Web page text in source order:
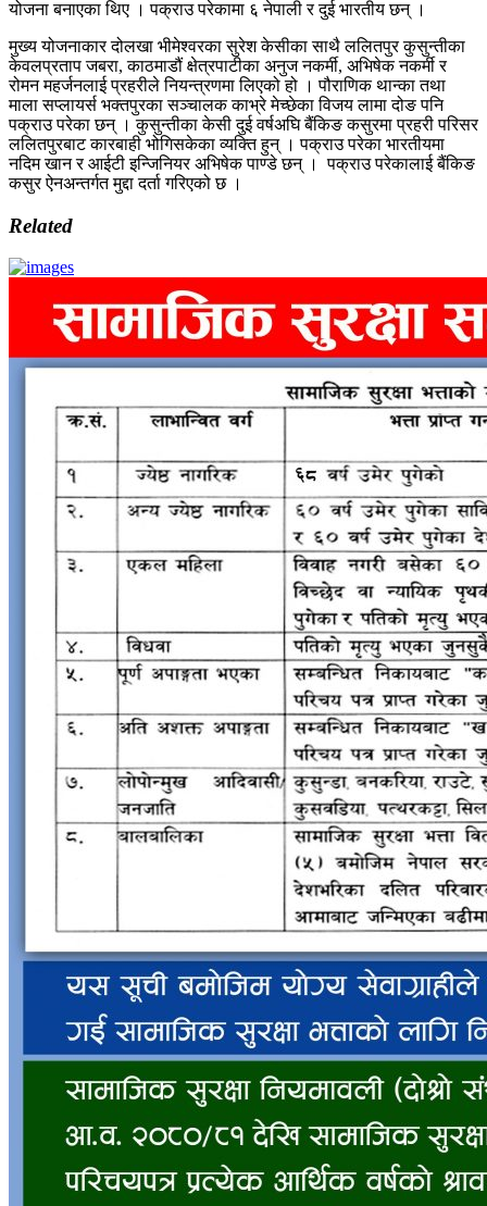
योजना बनाएका थिए । पक्राउ परेकामा ६ नेपाली र दुई भारतीय छन् ।
मुख्य योजनाकार दोलखा भीमेश्वरका सुरेश केसीका साथै ललितपुर कुसुन्तीका
केवलप्रताप जबरा, काठमाडौं क्षेत्रपाटीका अनुज नकर्मी, अभिषेक नकर्मी र
रोमन महर्जनलाई प्रहरीले नियन्त्रणमा लिएको हो । पौराणिक थान्का तथा
माला सप्लायर्स भक्तपुरका सञ्चालक काभ्रे मेच्छेका विजय लामा दोङ पनि
पक्राउ परेका छन् । कुसुन्तीका केसी दुई वर्षअघि बैंकिङ कसुरमा प्रहरी परिसर
ललितपुरबाट कारबाही भोगिसकेका व्यक्ति हुन् । पक्राउ परेका भारतीयमा
नदिम खान र आईटी इन्जिनियर अभिषेक पाण्डे छन् । पक्राउ परेकालाई बैंकिङ
कसुर ऐनअन्तर्गत मुद्दा दर्ता गरिएको छ ।
Related